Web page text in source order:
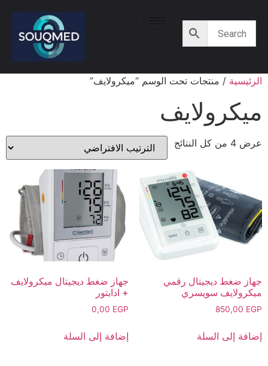
الرئيسية/ منتجات تحت الوسم “ميكرولايف”
ميكرولايف
عرض ⁦4⁩ من كل النتائج
جهاز ضغط ديجيتال رقمي
ميكرولايف سويسري
850,00EGP
إضافة إلى السلة
جهاز ضغط ديجيتال ميكرولايف
+ ادابتور
0,00EGP
إضافة إلى السلة